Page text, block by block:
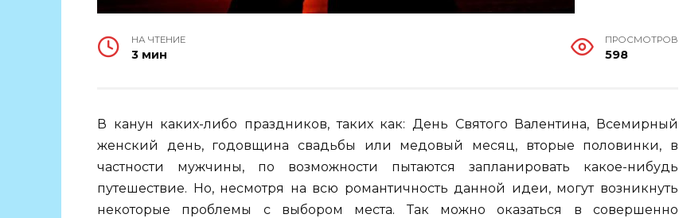
НА ЧТЕНИЕ
3 мин
ПРОСМОТРОВ
598
В канун каких-либо праздников, таких как: День Святого Валентина, Всемирный
женский день, годовщина свадьбы или медовый месяц, вторые половинки, в
частности мужчины, по возможности пытаются запланировать какое-нибудь
путешествие. Но, несмотря на всю романтичность данной идеи, могут возникнуть
некоторые проблемы с выбором места. Так можно оказаться в совершенно